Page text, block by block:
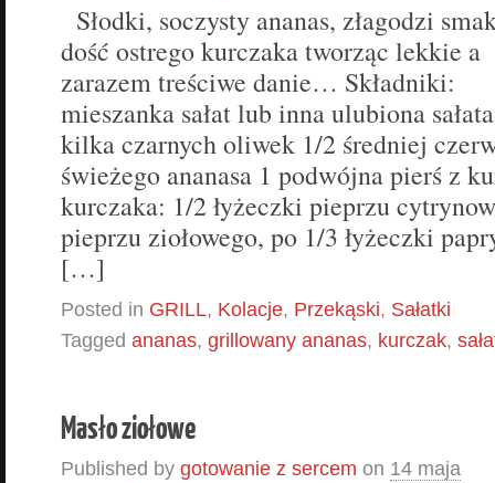
Słodki, soczysty ananas, złagodzi
dość ostrego kurczaka tworząc lekkie a
zarazem treściwe danie… Składniki:
mieszanka sałat lub inna ulubiona sałata
kilka czarnych oliwek 1/2 średniej
świeżego ananasa 1 podwójna pierś z
kurczaka: 1/2 łyżeczki pieprzu
pieprzu ziołowego, po 1/3 łyżeczki
[…]
Posted in GRILL, Kolacje, Przekąski, Sałatki
Tagged ananas, grillowany ananas, kurczak,
Masło ziołowe
Published by gotowanie z sercem on 14 maja